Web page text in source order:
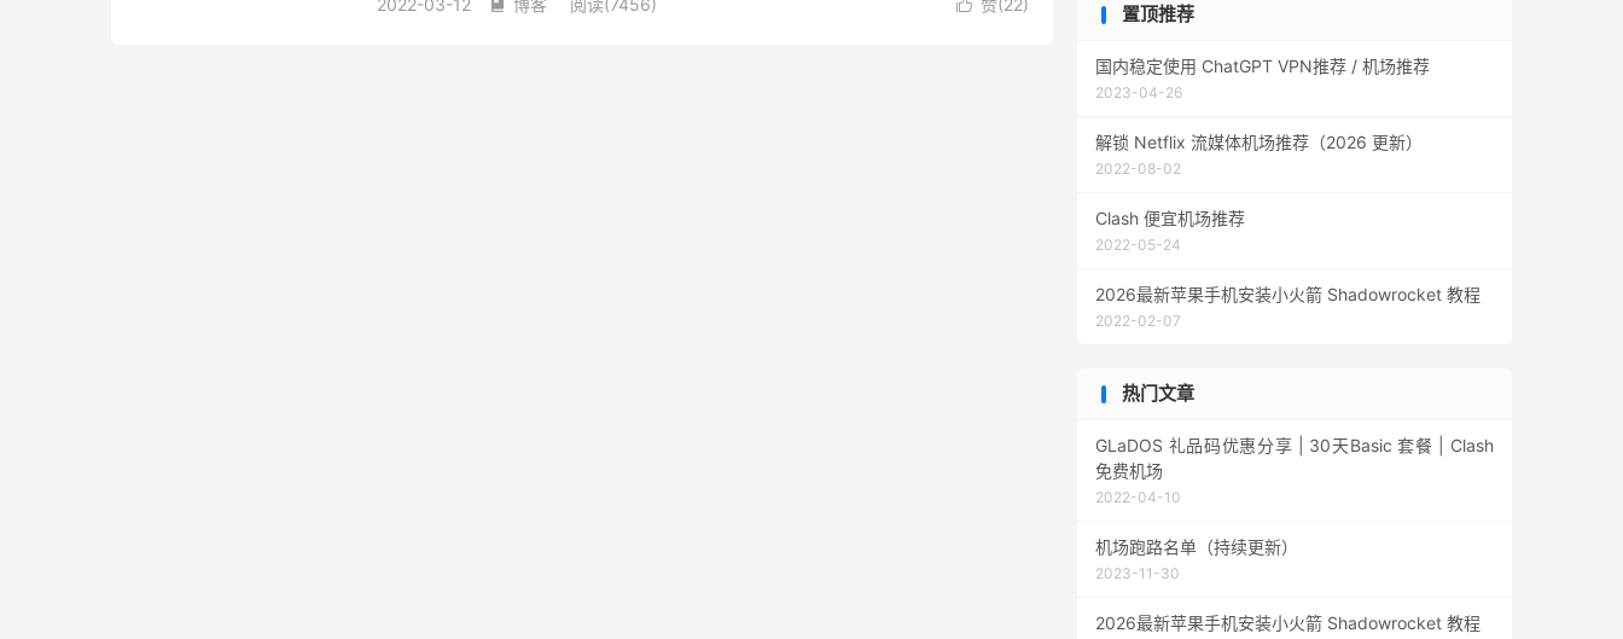
外知...
 赞(22)
2022-03-12  博客 阅读(7456) 置顶推荐
国内稳定使用 ChatGPT VPN推荐 / 机场推荐
2023-04-26
解锁 Netflix 流媒体机场推荐（2026 更新）
2022-08-02
Clash 便宜机场推荐
2022-05-24
2026最新苹果手机安装小火箭 Shadowrocket 教程
2022-02-07
热门文章
GLaDOS 礼品码优惠分享 | 30天Basic 套餐 | Clash
免费机场
2022-04-10
机场跑路名单（持续更新）
2023-11-30
2026最新苹果手机安装小火箭 Shadowrocket 教程